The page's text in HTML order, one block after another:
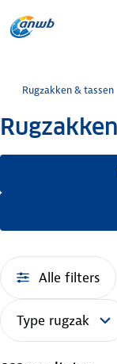
Rugzakken & tassen
Alle filters
Type rugzak